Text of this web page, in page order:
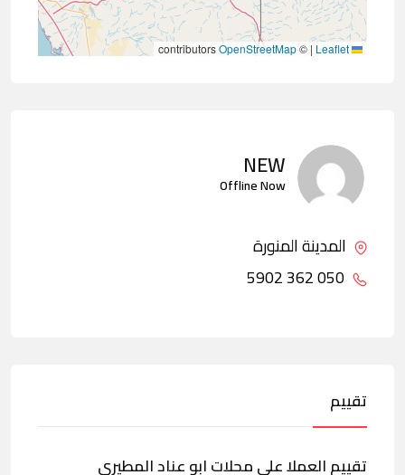
|
©
OpenStreetMap
NEW
Offline Now
المدينة المنورة
تقييم
تقييم العملا على محلات ابو عناد المطيري